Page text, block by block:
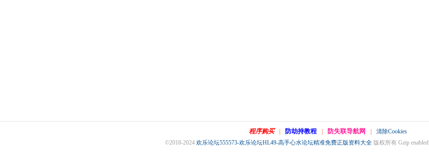
程序购买 防劫持教程 防失联导航网
清除Cookies
©2018-2024 欢乐论坛555573-欢乐论坛HL49-高手心水论坛精准免费正版资料大全版权所有 Gzip enabled